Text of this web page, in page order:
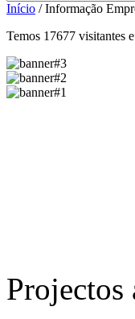
Início /Informação
Temos 17677 visitantes
Projectos